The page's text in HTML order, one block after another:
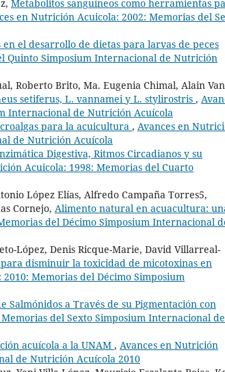
Metabolitos sanguíneos como herramientas
en Nutrición Acuicola: 2002: Memorias del
el desarrollo de dietas para larvas de peces
Quinto Simposium Internacional de Nutrición
Roberto Brito, Ma. Eugenia Chimal, Alain Van
setiferus, L. vannamei y L. stylirostris ,
Internacional de Nutrición Acuícola
para la acuicultura , Avances en
de Nutrición Acuícola
Digestiva, Ritmos Circadianos y su
Acuicola: 1998: Memorias del Cuarto
López Elías, Alfredo Campaña Torres5,
Cornejo, Alimento natural en acuacultura:
del Décimo Simposium Internacional
López, Denis Ricque-Marie, David Villarreal-
para disminuir la toxicidad de micotoxinas en
Memorias del Décimo Simposium
Salmónidos a Través de su Pigmentación con
del Sexto Simposium Internacional de
acuícola a la UNAM , Avances en Nutrición
de Nutrición Acuícola 2010